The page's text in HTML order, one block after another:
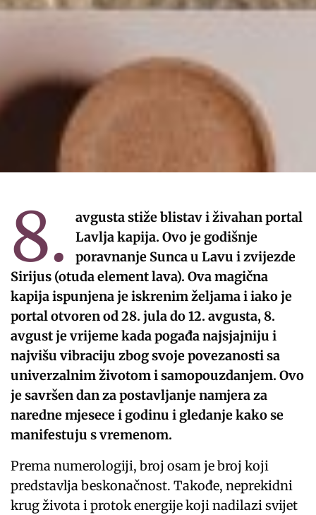
8.
avgusta stiže blistav i živahan portal
Lavlja kapija. Ovo je godišnje
poravnanje Sunca u Lavu i zvijezde
Sirijus (otuda element lava). Ova magična
kapija ispunjena je iskrenim željama i iako je
portal otvoren od 28. jula do 12. avgusta, 8.
avgust je vrijeme kada pogađa najsjajniju i
najvišu vibraciju zbog svoje povezanosti sa
univerzalnim životom i samopouzdanjem. Ovo
je savršen dan za postavljanje namjera za
naredne mjesece i godinu i gledanje kako se
manifestuju s vremenom.
Prema numerologiji, broj osam je broj koji
predstavlja beskonačnost. Takođe, neprekidni
krug života i protok energije koji nadilazi svijet